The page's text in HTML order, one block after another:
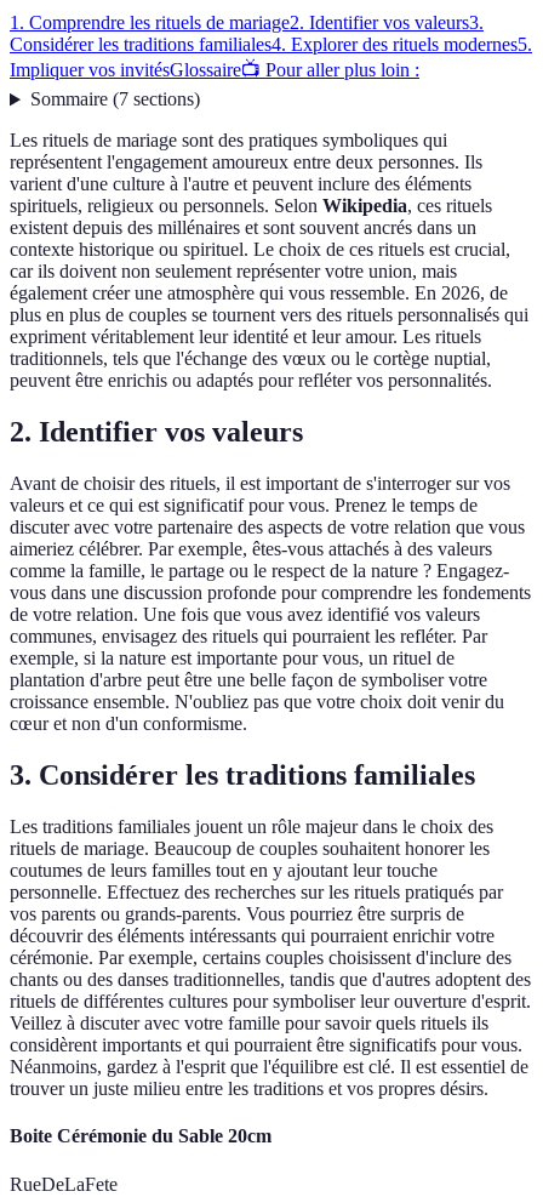
1. Comprendre les rituels de mariage2. Identifier vos valeurs3.
Considérer les traditions familiales4. Explorer des rituels modernes5.
Impliquer vos invitésGlossaire📺 Pour aller plus loin :
Sommaire(7 sections)
Les rituels de mariage sont des pratiques symboliques qui
représentent l'engagement amoureux entre deux personnes. Ils
varient d'une culture à l'autre et peuvent inclure des éléments
spirituels, religieux ou personnels. Selon Wikipedia, ces rituels
existent depuis des millénaires et sont souvent ancrés dans un
contexte historique ou spirituel. Le choix de ces rituels est crucial,
car ils doivent non seulement représenter votre union, mais
également créer une atmosphère qui vous ressemble. En 2026, de
plus en plus de couples se tournent vers des rituels personnalisés qui
expriment véritablement leur identité et leur amour. Les rituels
traditionnels, tels que l'échange des vœux ou le cortège nuptial,
peuvent être enrichis ou adaptés pour refléter vos personnalités.
2. Identifier vos valeurs
Avant de choisir des rituels, il est important de s'interroger sur vos
valeurs et ce qui est significatif pour vous. Prenez le temps de
discuter avec votre partenaire des aspects de votre relation que vous
aimeriez célébrer. Par exemple, êtes-vous attachés à des valeurs
comme la famille, le partage ou le respect de la nature ? Engagez-
vous dans une discussion profonde pour comprendre les fondements
de votre relation. Une fois que vous avez identifié vos valeurs
communes, envisagez des rituels qui pourraient les refléter. Par
exemple, si la nature est importante pour vous, un rituel de
plantation d'arbre peut être une belle façon de symboliser votre
croissance ensemble. N'oubliez pas que votre choix doit venir du
cœur et non d'un conformisme.
3. Considérer les traditions familiales
Les traditions familiales jouent un rôle majeur dans le choix des
rituels de mariage. Beaucoup de couples souhaitent honorer les
coutumes de leurs familles tout en y ajoutant leur touche
personnelle. Effectuez des recherches sur les rituels pratiqués par
vos parents ou grands-parents. Vous pourriez être surpris de
découvrir des éléments intéressants qui pourraient enrichir votre
cérémonie. Par exemple, certains couples choisissent d'inclure des
chants ou des danses traditionnelles, tandis que d'autres adoptent des
rituels de différentes cultures pour symboliser leur ouverture d'esprit.
Veillez à discuter avec votre famille pour savoir quels rituels ils
considèrent importants et qui pourraient être significatifs pour vous.
Néanmoins, gardez à l'esprit que l'équilibre est clé. Il est essentiel de
trouver un juste milieu entre les traditions et vos propres désirs.
Boite Cérémonie du Sable 20cm
RueDeLaFete